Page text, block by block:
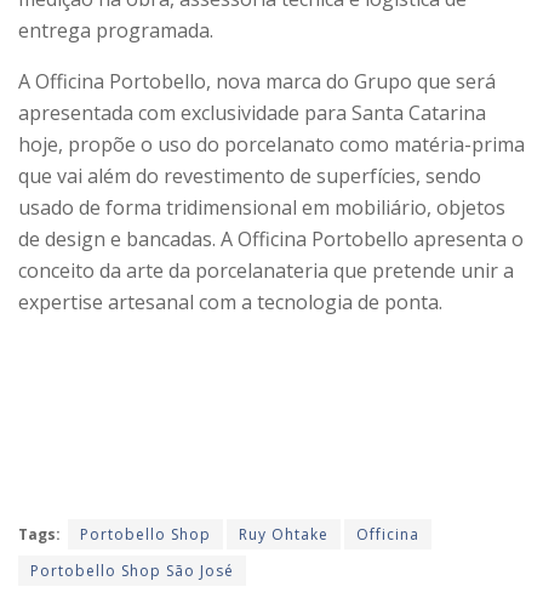
entrega programada.
A Officina Portobello, nova marca do Grupo que será
apresentada com exclusividade para Santa Catarina
hoje, propõe o uso do porcelanato como matéria-prima
que vai além do revestimento de superfícies, sendo
usado de forma tridimensional em mobiliário, objetos
de design e bancadas. A Officina Portobello apresenta o
conceito da arte da porcelanateria que pretende unir a
expertise artesanal com a tecnologia de ponta.
Tags: Portobello Shop Ruy Ohtake
Officina
Portobello Shop São José